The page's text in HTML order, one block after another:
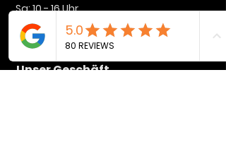
Sa: 10 - 16 Uhr​​
So + Mo geschlossen
Unser Geschäft